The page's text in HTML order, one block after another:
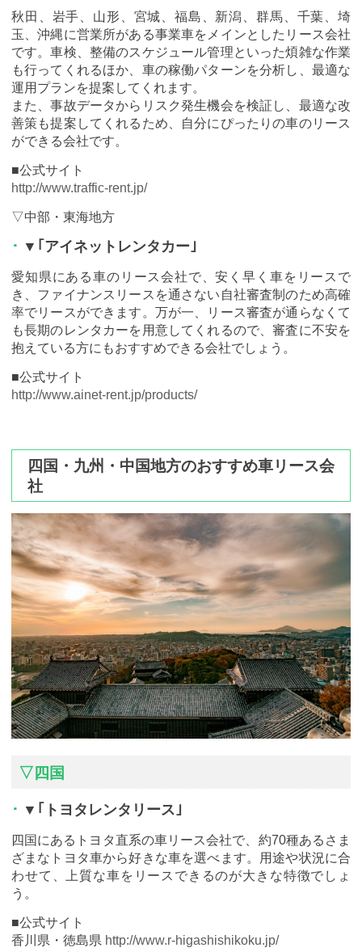
秋田、岩手、山形、宮城、福島、新潟、群馬、千葉、埼
玉、沖縄に営業所がある事業車をメインとしたリース会社
です。車検、整備のスケジュール管理といった煩雑な作業
も行ってくれるほか、車の稼働パターンを分析し、最適な
運用プランを提案してくれます。
また、事故データからリスク発生機会を検証し、最適な改
善策も提案してくれるため、自分にぴったりの車のリース
ができる会社です。
■公式サイト
http://www.traffic-rent.jp/
▽中部・東海地方
▼｢アイネットレンタカー｣
愛知県にある車のリース会社で、安く早く車をリースで
き、ファイナンスリースを通さない自社審査制のため高確
率でリースができます。万が一、リース審査が通らなくて
も長期のレンタカーを用意してくれるので、審査に不安を
抱えている方にもおすすめできる会社でしょう。
■公式サイト
http://www.ainet-rent.jp/products/
四国・九州・中国地方のおすすめ車リース会
社
▽四国
▼｢トヨタレンタリース｣
四国にあるトヨタ直系の車リース会社で、約70種あるさま
ざまなトヨタ車から好きな車を選べます。用途や状況に合
わせて、上質な車をリースできるのが大きな特徴でしょ
う。
■公式サイト
香川県・徳島県 http://www.r-higashishikoku.jp/